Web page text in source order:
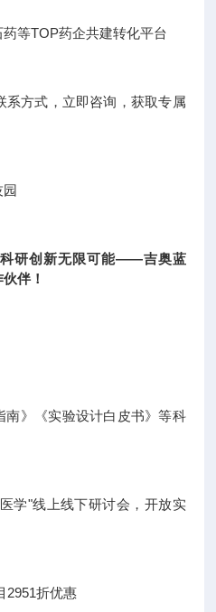
等TOP药企共建转化平台
系方式，立即咨询，获取专属
园
科研创新无限可能——吉奥蓝
伴！
南》《实验设计白皮书》等科
学"线上线下研讨会，开放实
2951折优惠